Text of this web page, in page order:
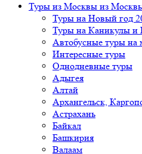
Туры из Москвы из
Туры на Новый год
Туры на Каникулы и
Автобусные туры на
Интересные туры
Однодневные туры
Адыгея
Алтай
Архангельск,
Астрахань
Байкал
Башкирия
Валаам